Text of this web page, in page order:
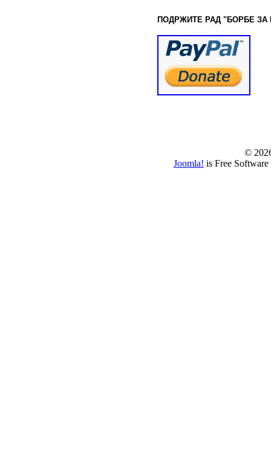
ПОДРЖИТЕ РАД "БОРБЕ ЗА
©
Joomla! is Free